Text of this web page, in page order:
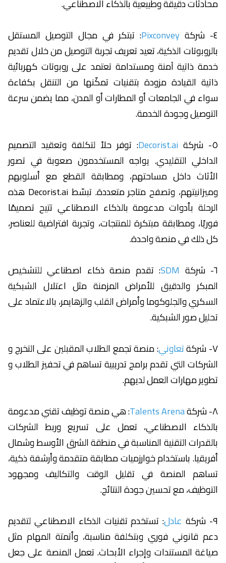
محادثات دقيقة وطبيعية بالذكاء الاصطناعي.
٤- شركة
Pixconvey: تبتكر في مجال التوصيل المستقل
بالروبوتات الذكية، تعيد تعريف تجربة التوصيل من خلال تقديم
خدمة ذاتية آمنة ومستدامة تعتمد على روبوتات كهربائية
ذاتية القيادة مزودة بتقنيات تمكّنها من التنقل بكفاءة
سواء في الجامعات أو المطارات أو المدن، مما يضمن سرعة
التوصيل وجودة الخدمة.
٥- شركة
Decorist.ai: توفر حلاً لتكلفة وتعقيد التصميم
الداخلي التقليدي. يواجه المستخدمون صعوبة في تصور
الأثاث داخل مساحتهم، ومطابقة القطع مع أسلوبهم
وميزانيتهم، وتصفح متاجر متعددة. تبسّط Decorist.ai هذه
الرحلة بأدوات مدعومة بالذكاء الاصطناعي تتيح تصميمًا
فوريًا، ومطابقة مبتكرة للمنتجات، وتجربة افتراضية للعناصر،
كل ذلك في منصة واحدة.
٦- شركة
SDM: تقدم منصة ذكاء اصطناعي للتشخيص
المبكر والدقيق للأمراض المزمنة مثل اعتلال الشبكية
السكري والجلوكوما وأمراض القلب والزهايمر، بالاعتماد على
تحليل صور الشبكية.
٧- شركة
تعاوني: منصة تجمع الطلاب المقبلين على التخرج و
الشركات التي تقدم برامج تدريبية تساهم في تحفيز الطلاب و
تطوير مهارات العمل لديهم.
٨- شركة
Talents Arena: هي منصة توظيف تقني مدعومة
بالذكاء الاصطناعي، تعمل على تسريع وربط الشركات
بالقدرات التقنية المناسبة في منطقة الشرق الأوسط وشمال
أفريقيا. باستخدام خوارزميات مطابقة متقدمة وأرشفة ذكية،
تساهم المنصة في تقليل الوقت والتكاليف ومجهود
التوظيف، مع تحسين جودة النتائج.
٩- شركة
عادل: تستخدم تقنيات الذكاء الاصطناعي لتقديم
دعم قانوني فوري وبتكلفة مناسبة، وأتمتة المهام مثل
صياغة المستندات وإجراء الأبحاث. تعمل المنصة على جعل